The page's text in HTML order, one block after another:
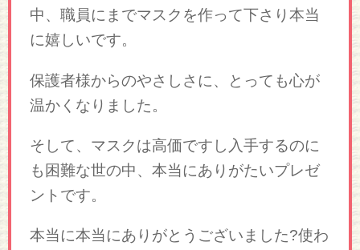
中、職員にまでマスクを作って下さり本当
に嬉しいです。
保護者様からのやさしさに、とっても心が
温かくなりました。
そして、マスクは高価ですし入手するのに
も困難な世の中、本当にありがたいプレゼ
ントです。
本当に本当にありがとうございました?使わ